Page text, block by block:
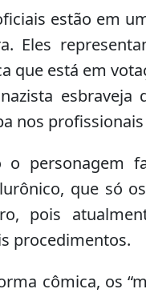
estão em
Eles
que está em
nos
personagem
que só
pois
procedimentos.
cômica, os